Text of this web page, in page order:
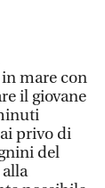
mare con
il giovane
privo di
del